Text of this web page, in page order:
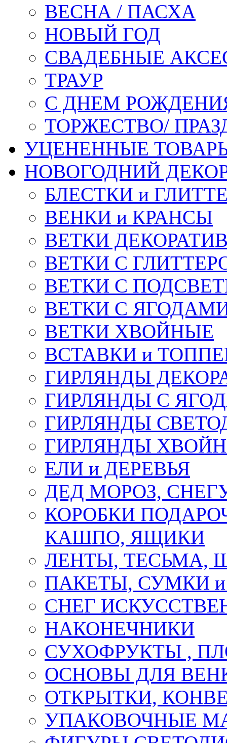
ВЕСНА / ПАСХА
НОВЫЙ ГОД
СВАДЕБНЫЕ
ТРАУР
С ДНЕМ
ТОРЖЕСТВО/
УЦЕНЕННЫЕ
НОВОГОДНИЙ
БЛЕСТКИ и
ВЕНКИ и КРАНСЫ
ВЕТКИ
ВЕТКИ С
ВЕТКИ С
ВЕТКИ С
ВЕТКИ ХВОЙНЫЕ
ВСТАВКИ и
ГИРЛЯНДЫ
ГИРЛЯНДЫ С
ГИРЛЯНДЫ
ГИРЛЯНДЫ
ЕЛИ и ДЕРЕВЬЯ
ДЕД МОРОЗ,
КОРОБКИ
КАШПО, ЯЩИКИ
ЛЕНТЫ, ТЕСЬМА,
ПАКЕТЫ, СУМКИ
СНЕГ
НАКОНЕЧНИКИ
СУХОФРУКТЫ ,
ОСНОВЫ ДЛЯ
ОТКРЫТКИ,
УПАКОВОЧНЫЕ